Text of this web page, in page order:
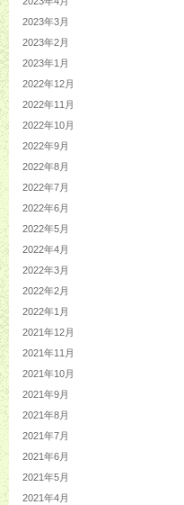
2023年3月
2023年2月
2023年1月
2022年12月
2022年11月
2022年10月
2022年9月
2022年8月
2022年7月
2022年6月
2022年5月
2022年4月
2022年3月
2022年2月
2022年1月
2021年12月
2021年11月
2021年10月
2021年9月
2021年8月
2021年7月
2021年6月
2021年5月
2021年4月